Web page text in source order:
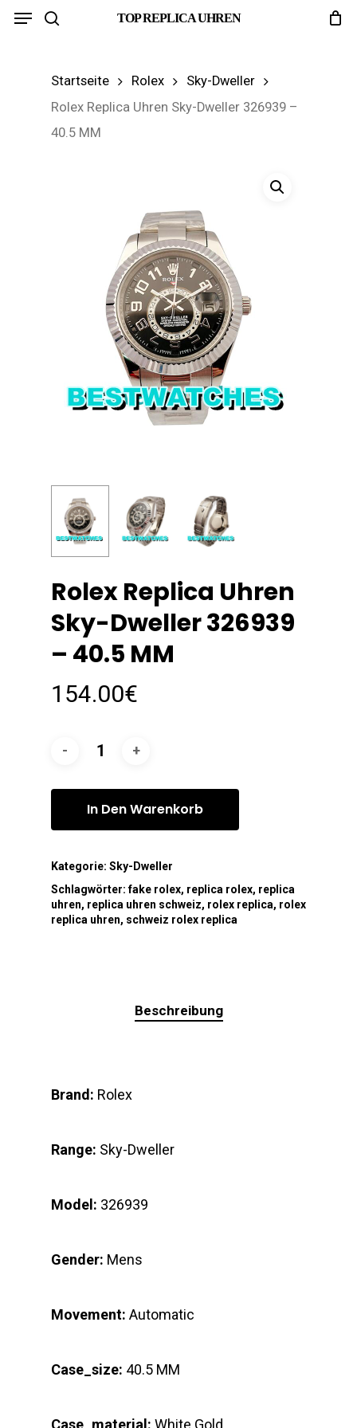
Skip
TOP REPLICA UHREN
Menu
Startseite Rolex
Sky-Dweller
Rolex Replica Uhren Sky-Dweller 326939 –
40.5 MM
Rolex Replica Uhren
Sky-Dweller 326939
– 40.5 MM
154.00€
In Den Warenkorb
Kategorie: Sky-Dweller
Schlagwörter:fake rolex, replica rolex, replica
uhren, replica uhren schweiz, rolex replica, rolex
replica uhren, schweiz rolex replica
Beschreibung
Brand: Rolex
Range: Sky-Dweller
Model: 326939
Gender: Mens
Movement: Automatic
Case_size: 40.5 MM
Case_material: White Gold